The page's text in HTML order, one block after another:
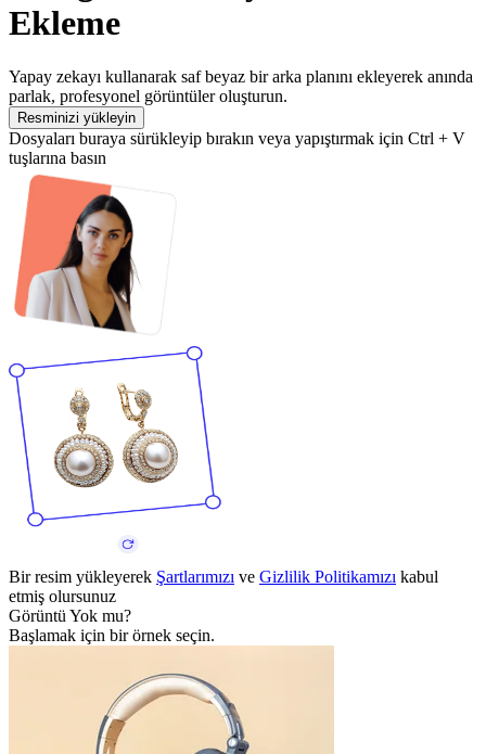
Ekleme
Yapay zekayı kullanarak saf beyaz bir arka planını ekleyerek anında
parlak, profesyonel görüntüler oluşturun.
Resminizi yükleyin
Dosyaları buraya sürükleyip bırakın veya yapıştırmak için Ctrl + V
tuşlarına basın
Bir resim yükleyerek Şartlarımızı ve Gizlilik Politikamızı kabul
etmiş olursunuz
Görüntü Yok mu?
Başlamak için bir örnek seçin.